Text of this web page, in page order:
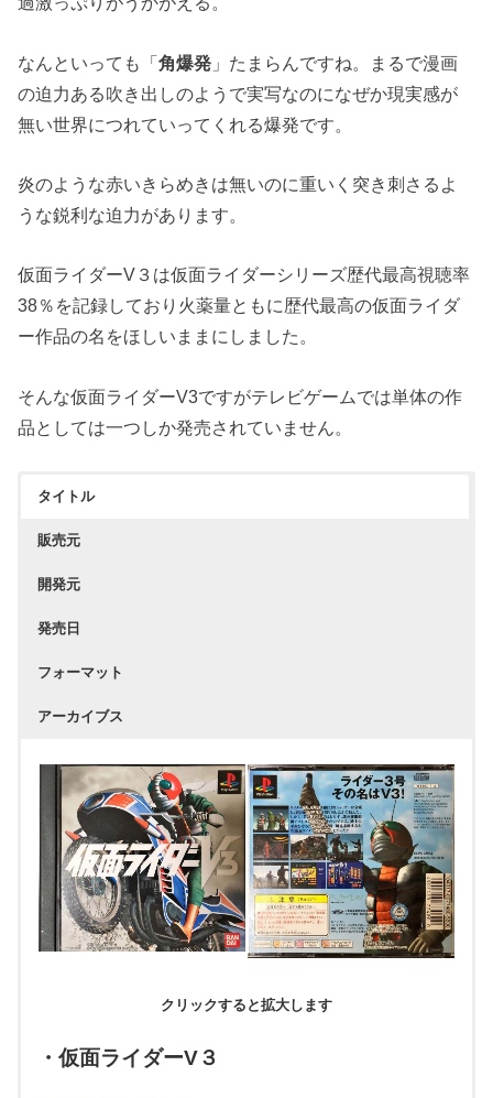
なんといっても「角爆発 」たまらんですね。まるで漫画
の迫力ある吹き出しのようで実写なのになぜか現実感が
無い世界につれていってくれる爆発です。
炎のような赤いきらめきは無いのに重いく突き刺さるよ
うな鋭利な迫力があります。
仮面ライダーV３は仮面ライダーシリーズ歴代最高視聴率
38％を記録しており火薬量ともに歴代最高の仮面ライダ
ー作品の名をほしいままにしました。
そんな仮面ライダーV3ですがテレビゲームでは単体の作
品としては一つしか発売されていません。
タイトル
販売元
開発元
発売日
フォーマット
アーカイブス
クリックすると拡大します
・仮面ライダーV３